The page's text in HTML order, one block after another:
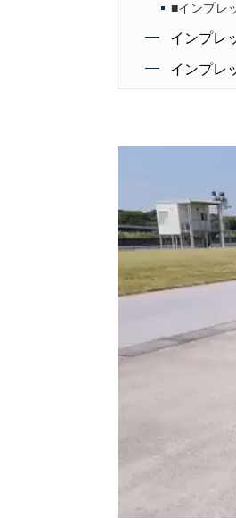
■インプレ
インプレ
インプレ